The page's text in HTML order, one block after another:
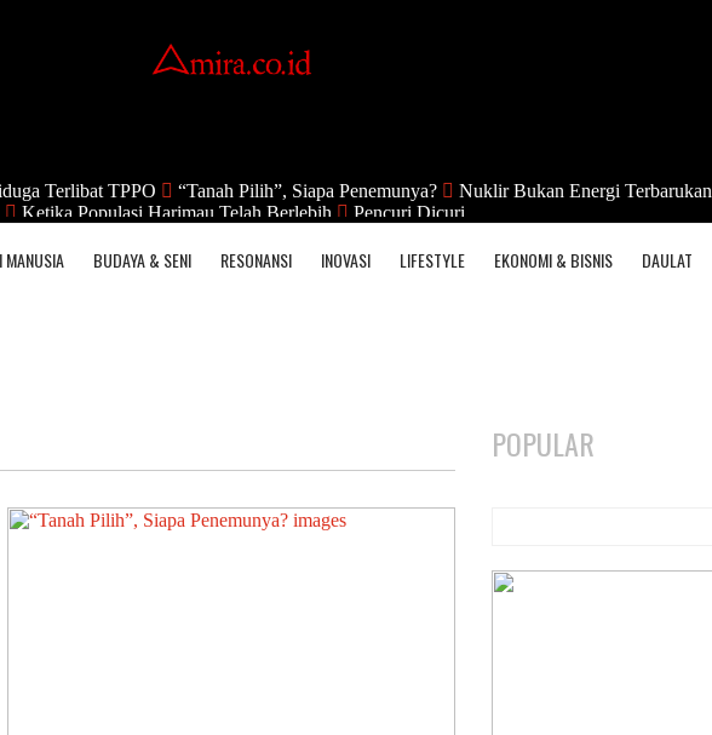
Terlibat TPPO “Tanah Pilih”, Siapa Penemunya?
Nuklir Bukan Energi Terbarukan
Ketika Populasi Harimau Telah Berlebih
Pencuri Dicuri
MANUSIA BUDAYA & SENI RESONANSI INOVASI LIFESTYLE EKONOMI & BISNIS DAULAT
POPULAR